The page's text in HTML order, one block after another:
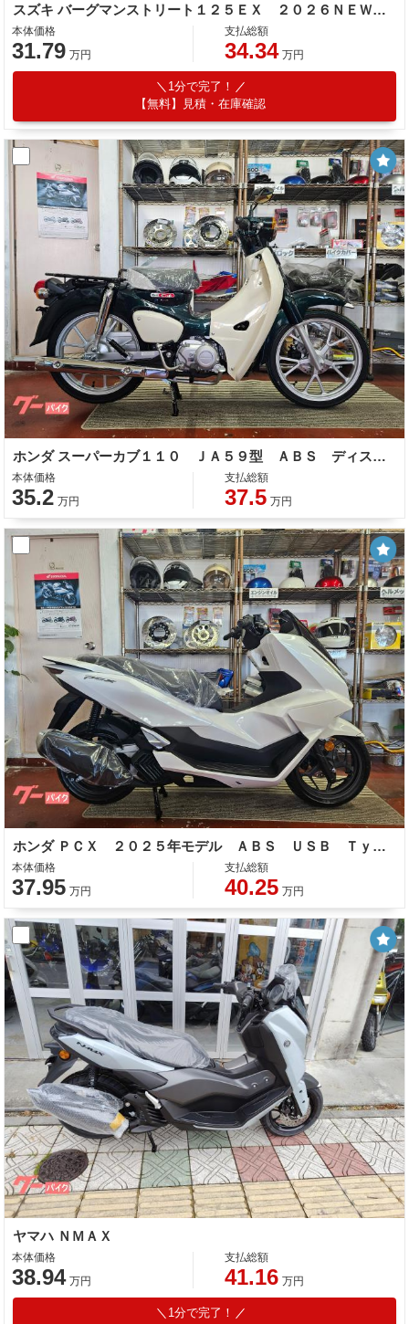
スズキ バーグマンストリート１２５ＥＸ ２０２６ＮＥＷカラー
本体価格
31.79 万円
支払総額
34.34 万円
1分で完了！
【無料】見積・在庫確認
ホンダ スーパーカブ１１０ ＪＡ５９型 ＡＢＳ ディスクブレーキ 多機能メーター
本体価格
35.2 万円
支払総額
37.5 万円
ホンダ ＰＣＸ ２０２５年モデル ＡＢＳ ＵＳＢ Ｔｙｐｅ−Ｃソケット
本体価格
37.95 万円
支払総額
40.25 万円
ヤマハ ＮＭＡＸ
本体価格
38.94 万円
支払総額
41.16 万円
1分で完了！